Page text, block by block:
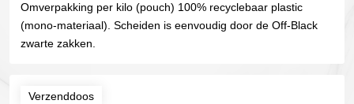
Omverpakking per kilo (pouch) 100% recyclebaar plastic
(mono-materiaal). Scheiden is eenvoudig door de Off-Black
zwarte zakken.
Verzenddoos